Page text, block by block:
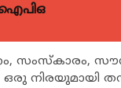
ഐപിഒ
സംസ്കാരം,
നിരയുമായി